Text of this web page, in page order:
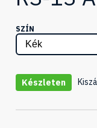
SZÍN
Készleten